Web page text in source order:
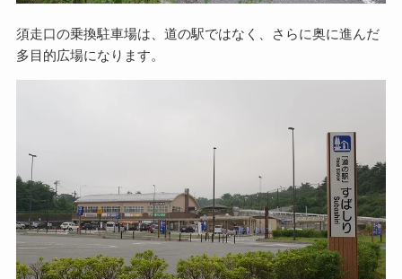
須走口の乗換駐車場は、道の駅ではなく、さらに奥に進んだ
多目的広場になります。